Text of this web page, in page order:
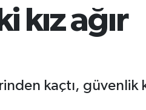
kız ağır
kaçtı, güvenlik